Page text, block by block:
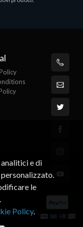
e di
le
Policy.